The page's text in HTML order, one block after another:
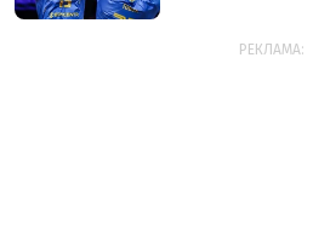
РЕКЛАМА: